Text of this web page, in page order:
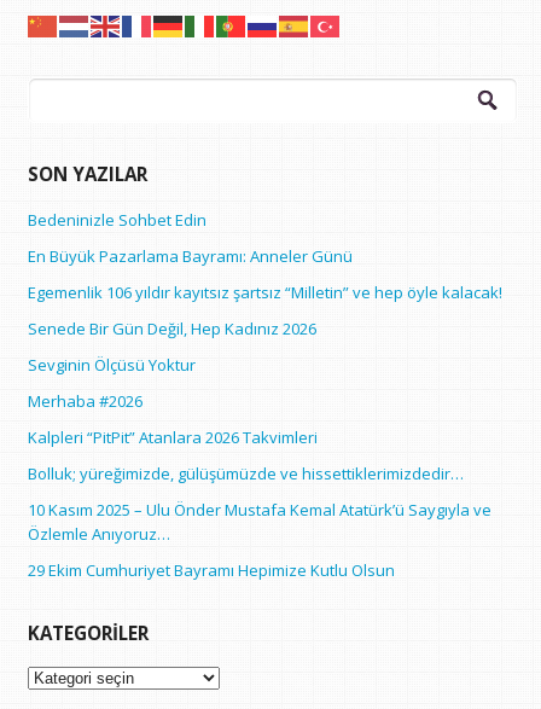
Arama:
SON YAZILAR
Bedeninizle Sohbet Edin
En Büyük Pazarlama Bayramı: Anneler Günü
Egemenlik 106 yıldır kayıtsız şartsız “Milletin” ve hep öyle kalacak!
Senede Bir Gün Değil, Hep Kadınız 2026
Sevginin Ölçüsü Yoktur
Merhaba #2026
Kalpleri “PitPit” Atanlara 2026 Takvimleri
Bolluk; yüreğimizde, gülüşümüzde ve hissettiklerimizdedir…
10 Kasım 2025 – Ulu Önder Mustafa Kemal Atatürk’ü Saygıyla ve
Özlemle Anıyoruz…
29 Ekim Cumhuriyet Bayramı Hepimize Kutlu Olsun
KATEGORILER
Kategoriler